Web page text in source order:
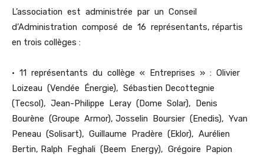
L’association est administrée par un Conseil
d’Administration composé de 16 représentants, répartis
en trois collèges :
• 11 représentants du collège « Entreprises » : Olivier
Loizeau (Vendée Énergie), Sébastien Decottegnie
(Tecsol), Jean-Philippe Leray (Dome Solar), Denis
Bourène (Groupe Armor), Josselin Boursier (Enedis), Yvan
Peneau (Solisart), Guillaume Pradère (Eklor), Aurélien
Bertin, Ralph Feghali (Beem Energy), Grégoire Papion